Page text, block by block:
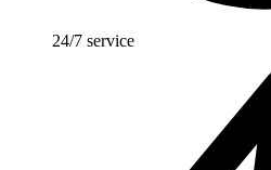
24/7 service